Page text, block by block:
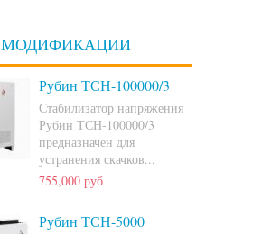
МОДИФИКАЦИИ
Рубин ТСН-100000/3
Стабилизатор напряжения
Рубин ТСН-100000/3
предназначен для
устранения скачков...
755,000 руб
Рубин ТСН-5000